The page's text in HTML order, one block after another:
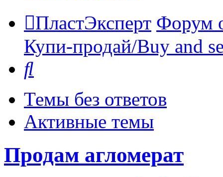
ПластЭксперт Форум
Купи-продай/Buy and
Темы без ответов
Активные темы
Продам агломерат